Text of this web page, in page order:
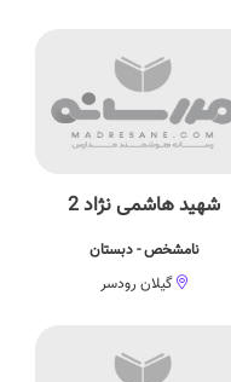
شهید هاشمی نژاد 2
نامشخص - دبستان
گیلان رودسر